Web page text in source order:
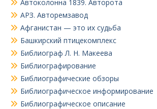
Автоколонна 1839. Авторота
АРЗ. Авторемзавод
Афганистан — это их судьба
Башкирский птицекомплекс
Библиограф Л. Н. Макеева
Библиографирование
Библиографические обзоры
Библиографическое информирование
Библиографическое описание